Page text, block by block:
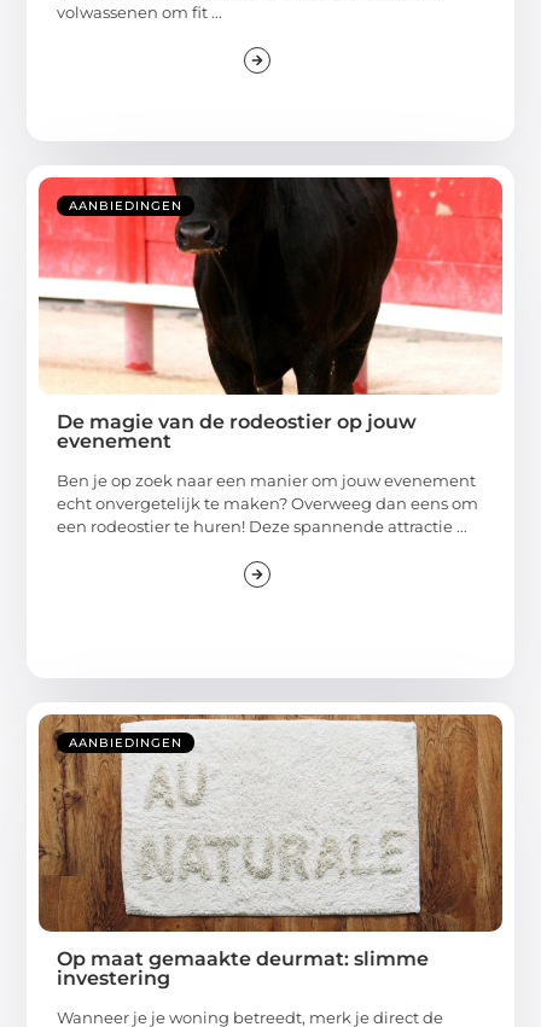
volwassenen om fit ...
AANBIEDINGEN
De magie van de rodeostier op jouw
evenement
Ben je op zoek naar een manier om jouw evenement
echt onvergetelijk te maken? Overweeg dan eens om
een rodeostier te huren! Deze spannende attractie ...
AANBIEDINGEN
Op maat gemaakte deurmat: slimme
investering
Wanneer je je woning betreedt, merk je direct de